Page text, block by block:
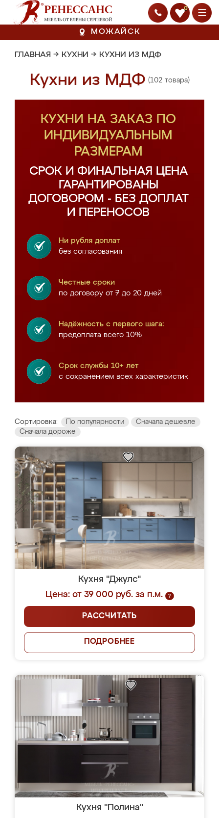
0
МОЖАЙСК
ГЛАВНАЯ → КУХНИ → КУХНИ ИЗ МДФ
Кухни из МДФ (102 товара)
КУХНИ НА ЗАКАЗ ПО
ИНДИВИДУАЛЬНЫМ
РАЗМЕРАМ
СРОК И ФИНАЛЬНАЯ ЦЕНА
ГАРАНТИРОВАНЫ
ДОГОВОРОМ - БЕЗ ДОПЛАТ
И ПЕРЕНОСОВ
Ни рубля доплат
без согласования
Честные сроки
по договору от 7 до 20 дней
Надёжность с первого шага:
предоплата всего 10%
Срок службы 10+ лет
с сохранением всех характеристик
Сортировка: По популярности
Сначала дешевле
Сначала дороже
Кухня "Джулс"
Цена: от 39 000 руб. за п.м.
?
РАССЧИТАТЬ
ПОДРОБНЕЕ
Кухня "Полина"